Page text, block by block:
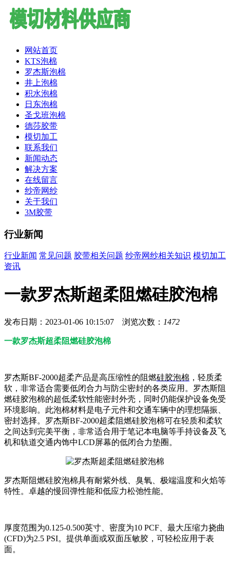
网站首页
KTS泡棉
罗杰斯泡棉
井上泡棉
积水泡棉
日东泡棉
圣戈班泡棉
德莎胶带
模切加工
联系我们
新闻动态
解决方案
在线留言
纱帝网纱
关于我们
3M胶带
行业新闻
行业新闻 常见问题 胶带相关问题 纱帝网纱相关知识 模切加工
资讯
一款罗杰斯超柔阻燃硅胶泡棉
发布日期：2023-01-06 10:15:07 浏览次数： 1472
一款罗杰斯超柔阻燃硅胶泡棉
罗杰斯BF-2000超柔产品是高压缩性的阻燃硅胶泡棉 ，轻质柔
软，非常适合需要低闭合力与防尘密封的各类应用。罗杰斯阻
燃硅胶泡棉的超低柔软性能密封外壳，同时仍能保护设备免受
环境影响。此泡棉材料是电子元件和交通车辆中的理想隔振、
密封选择。罗杰斯BF-2000超柔阻燃硅胶泡棉可在轻质和柔软
之间达到完美平衡，非常适合用于笔记本电脑等手持设备及飞
机和轨道交通内饰中LCD屏幕的低闭合力垫圈。
罗杰斯阻燃硅胶泡棉具有耐紫外线、臭氧、极端温度和火焰等
特性。卓越的慢回弹性能和低应力松弛性能。
厚度范围为0.125-0.500英寸、密度为10 PCF、最大压缩力挠曲
(CFD)为2.5 PSI。提供单面或双面压敏胶，可轻松应用于表
面。